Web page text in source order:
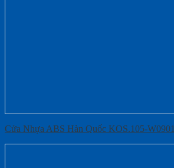
Cửa Nhựa ABS Hàn Quốc KOS.105-W0901